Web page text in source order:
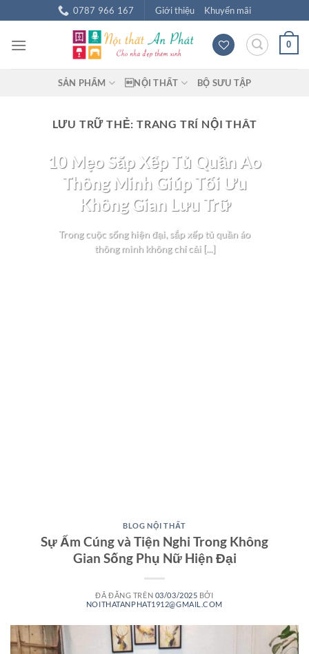
đến
nội
0787 966 167 Giới thiệu Khuyến mãi
0
SẢN PHẨM NỘI THẤT BỘ SƯU TẬP
LƯU TRỮ THẺ: TRANG TRÍ NỘI THÂT
10 Mẹo Sắp Xếp Tủ Quần Áo
Thông Minh Giúp Tối Ưu
Không Gian Lưu Trữ
Trong cuộc sống hiện đại, sắp xếp tủ quần áo
thông minh không chỉ cải [...]
BLOG NỘI THẤT
Sự Ấm Cúng và Tiện Nghi Trong Không
Gian Sống Phụ Nữ Hiện Đại
ĐÃ ĐĂNG TRÊN 03/03/2025 BỞI
NOITHATANPHAT1912@GMAIL.COM